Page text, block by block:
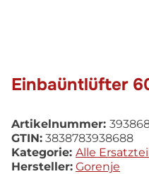
Einbaüntlüfter
Artikelnummer:
GTIN: 3838783938688
Kategorie: Alle
Hersteller: Gorenje